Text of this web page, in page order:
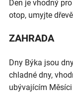
Den je vhodný
otop, umyjte
ZAHRADA
Dny Býka jsou
chladné dny,
ubývajícím